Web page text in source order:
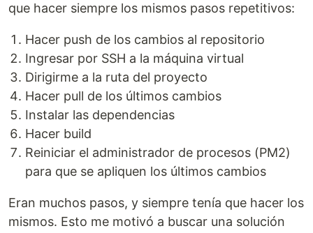
que hacer siempre los mismos pasos repetitivos:
Hacer push de los cambios al repositorio
Ingresar por SSH a la máquina virtual
Dirigirme a la ruta del proyecto
Hacer pull de los últimos cambios
Instalar las dependencias
Hacer build
Reiniciar el administrador de procesos (PM2)
para que se apliquen los últimos cambios
Eran muchos pasos, y siempre tenía que hacer los
mismos. Esto me motivó a buscar una solución